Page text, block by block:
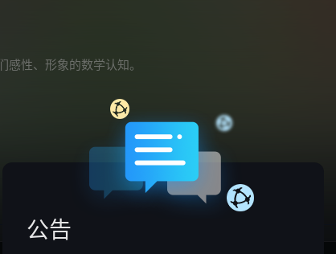
性、形象的数学认知。
公告